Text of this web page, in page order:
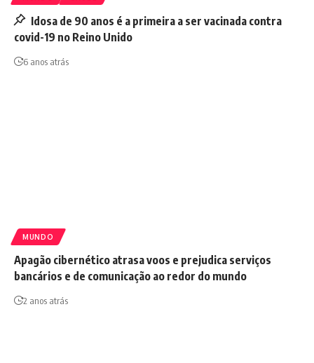
Idosa de 90 anos é a primeira a ser vacinada contra
covid-19 no Reino Unido
6 anos atrás
MUNDO
Apagão cibernético atrasa voos e prejudica serviços
bancários e de comunicação ao redor do mundo
2 anos atrás